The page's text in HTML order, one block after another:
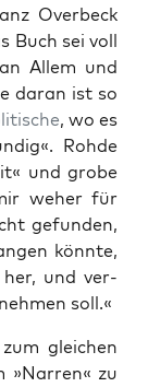
Over­beck
Buch sei voll
Allem und
daran ist so
, wo es
Rohde
und grobe
weher für
gefun­den,
kön­nte,
und ver­
nehmen soll.«
gle­ichen
»Nar­ren« zu